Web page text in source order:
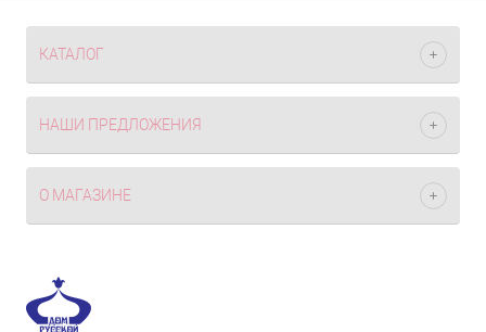
КАТАЛОГ
НАШИ ПРЕДЛОЖЕНИЯ
О МАГАЗИНЕ